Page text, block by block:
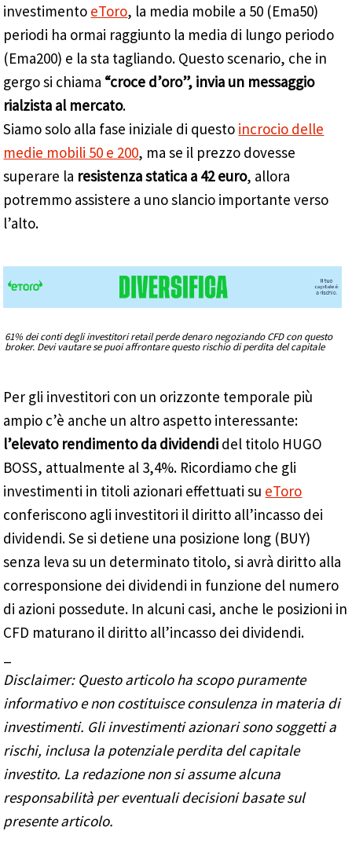
investimento eToro, la media mobile a 50 (Ema50)
periodi ha ormai raggiunto la media di lungo periodo
(Ema200) e la sta tagliando. Questo scenario, che in
gergo si chiama “croce d’oro”, invia un messaggio
rialzista al mercato.
Siamo solo alla fase iniziale di questo incrocio delle
medie mobili 50 e 200, ma se il prezzo dovesse
superare la resistenza statica a 42 euro, allora
potremmo assistere a uno slancio importante verso
l’alto.
61% dei conti degli investitori retail perde denaro negoziando CFD con questo
broker. Devi vautare se puoi affrontare questo rischio di perdita del capitale
Per gli investitori con un orizzonte temporale più
ampio c’è anche un altro aspetto interessante:
l’elevato rendimento da dividendi del titolo HUGO
BOSS, attualmente al 3,4%. Ricordiamo che gli
investimenti in titoli azionari effettuati su eToro
conferiscono agli investitori il diritto all’incasso dei
dividendi. Se si detiene una posizione long (BUY)
senza leva su un determinato titolo, si avrà diritto alla
corresponsione dei dividendi in funzione del numero
di azioni possedute. In alcuni casi, anche le posizioni in
CFD maturano il diritto all’incasso dei dividendi.
Disclaimer: Questo articolo ha scopo puramente
informativo e non costituisce consulenza in materia di
investimenti. Gli investimenti azionari sono soggetti a
rischi, inclusa la potenziale perdita del capitale
investito. La redazione non si assume alcuna
responsabilità per eventuali decisioni basate sul
presente articolo.